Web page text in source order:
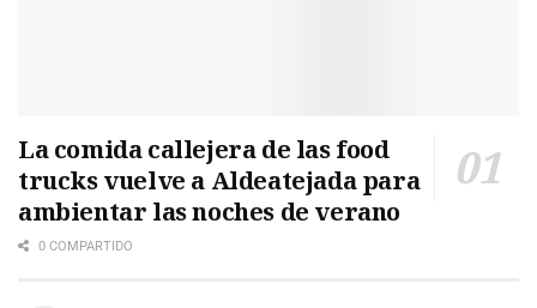
La comida callejera de las food
trucks vuelve a Aldeatejada para
ambientar las noches de verano
0 COMPARTIDO